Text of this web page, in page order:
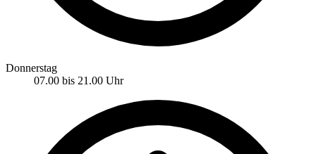
Donnerstag
07.00 bis 21.00 Uhr